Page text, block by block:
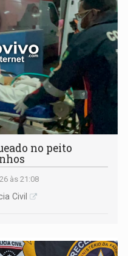
no peito
às 21:08
Civil